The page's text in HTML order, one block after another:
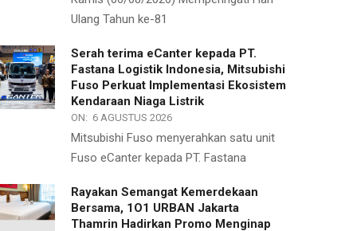
Ulang Tahun ke-81
Serah terima eCanter kepada PT.
Fastana Logistik Indonesia, Mitsubishi
Fuso Perkuat Implementasi Ekosistem
Kendaraan Niaga Listrik
ON: 6 AGUSTUS 2026
Mitsubishi Fuso menyerahkan satu unit
Fuso eCanter kepada PT. Fastana
Rayakan Semangat Kemerdekaan
Bersama, 1O1 URBAN Jakarta
Thamrin Hadirkan Promo Menginap